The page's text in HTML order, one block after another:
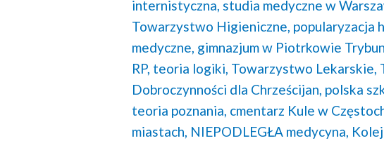
internistyczna, studia medyczne w
Towarzystwo Higieniczne, popularyzacja
medyczne, gimnazjum w Piotrkowie
RP, teoria logiki, Towarzystwo Lekarskie,
Dobroczynności dla Chrześcijan, polska
teoria poznania, cmentarz Kule w
miastach, NIEPODLEGŁA medycyna,